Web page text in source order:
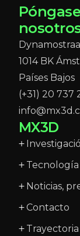
1014 BK
Países Bajos
(+31) 20 737
MX3D
Tecnología
Noticias,
Contacto